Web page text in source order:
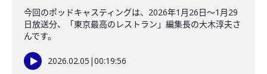
今回のポッドキャスティングは、2026年1月26日〜1月29
日放送分、「東京最高のレストラン」編集長の大木淳夫さ
んです。
2026.02.05 |00:19:56